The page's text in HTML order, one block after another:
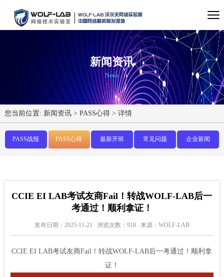
新闻资讯
News
您当前位置: 新闻资讯> PASS心得> 详情
PASS战报 PASS心得 最新开班 常见问题 企业新闻
CCIE EI LAB考试友商Fail！转战WOLF-LAB后一
考通过！顺利拿证！
发布日期：2025-11-21 浏览次数：918 来源：WOLF-LAB
CCIE EI LAB考试友商Fail！转战WOLF-LAB后一考通过！顺利拿
证！